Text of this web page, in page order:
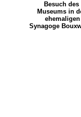
Besuch des
Museums in
ehemaligen
Synagoge